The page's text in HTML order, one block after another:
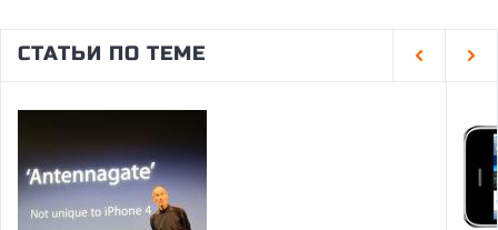
ОПТИЧЕСКИХ ТРАНСИВЕРОВ
ANTHROPIC ЗАКЛЮЧАЕТ СОГЛАШЕНИЕ НА $10 МЛРД С
05.08.2026
ПРИБЫЛЬ SPACEX ОТ ИИ ПРЕВЫСИЛА ДОХОДЫ ОТ
КОСМИЧЕСКИХ ОПЕРАЦИЙ
СТАТЬИ ПО ТЕМЕ